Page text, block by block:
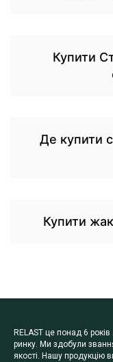
Купити
Де купити
Купити
RELAST це понад 6
ринку. Ми здобули
якості. Нашу продукцію